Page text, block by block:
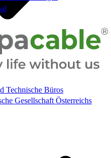
Technische Büros
Gesellschaft Österreichs